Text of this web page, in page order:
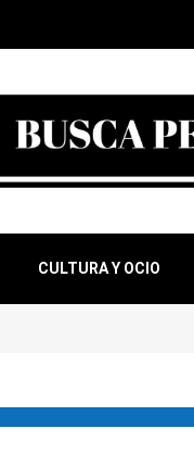
CULTURA Y OCIO